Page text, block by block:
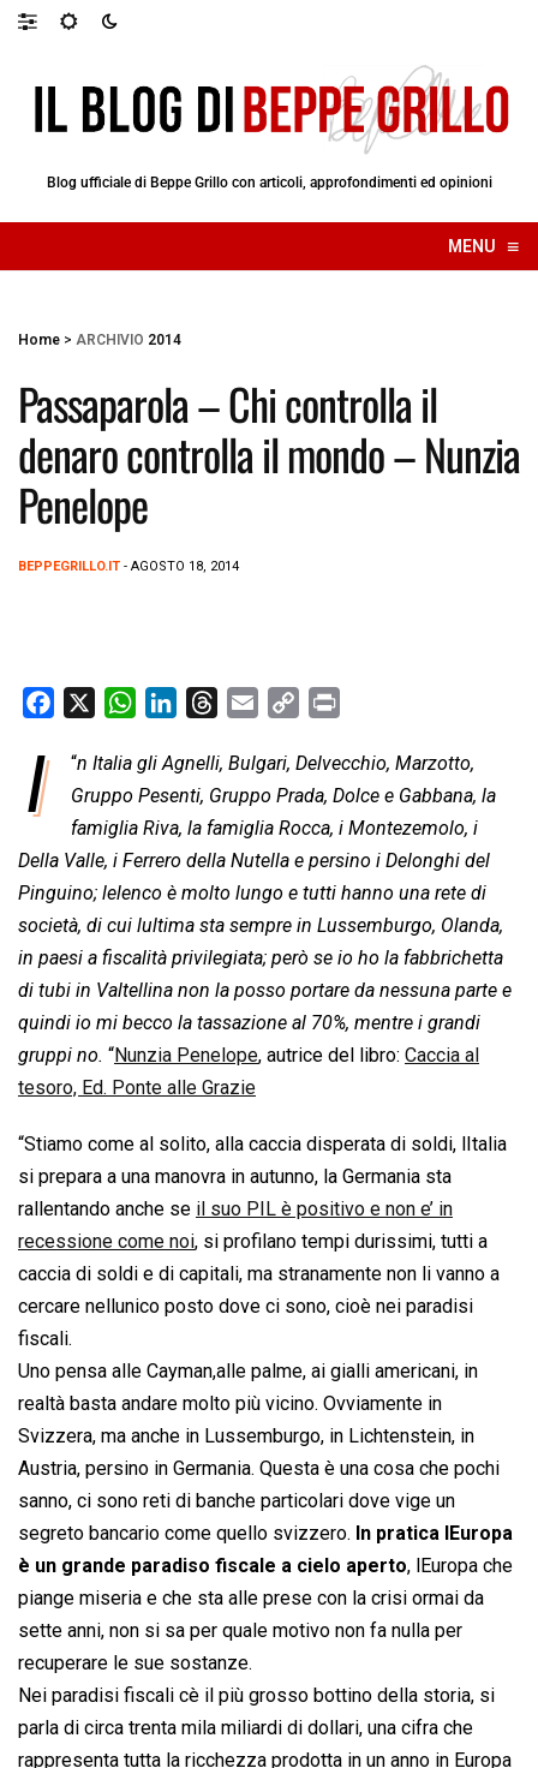
Blog ufficiale di Beppe Grillo con articoli, approfondimenti ed opinioni
MENU ≡
☰
Home > ARCHIVIO 2014
Passaparola – Chi controlla il
denaro controlla il mondo – Nunzia
Penelope
BEPPEGRILLO.IT - AGOSTO 18, 2014
o
o
k
W
a
t
s
A
p
p
n
k
e
d
I
n
r
e
a
d
s
a
i
l
p
y
L
i
n
k
i
n
t
“
I
n Italia gli Agnelli, Bulgari, Delvecchio, Marzotto,
Gruppo Pesenti, Gruppo Prada, Dolce e Gabbana, la
famiglia Riva, la famiglia Rocca, i Montezemolo, i
Della Valle, i Ferrero della Nutella e persino i Delonghi del
Pinguino; lelenco è molto lungo e tutti hanno una rete di
società, di cui lultima sta sempre in Lussemburgo, Olanda,
in paesi a fiscalità privilegiata; però se io ho la fabbrichetta
di tubi in Valtellina non la posso portare da nessuna parte e
quindi io mi becco la tassazione al 70%, mentre i grandi
gruppi no. “Nunzia Penelope, autrice del libro: Caccia al
tesoro, Ed. Ponte alle Grazie
“Stiamo come al solito, alla caccia disperata di soldi, lItalia
si prepara a una manovra in autunno, la Germania sta
rallentando anche se il suo PIL è positivo e non e’ in
recessione come noi, si profilano tempi durissimi, tutti a
caccia di soldi e di capitali, ma stranamente non li vanno a
cercare nellunico posto dove ci sono, cioè nei paradisi
fiscali.
Uno pensa alle Cayman,alle palme, ai gialli americani, in
realtà basta andare molto più vicino. Ovviamente in
Svizzera, ma anche in Lussemburgo, in Lichtenstein, in
Austria, persino in Germania. Questa è una cosa che pochi
sanno, ci sono reti di banche particolari dove vige un
segreto bancario come quello svizzero. In pratica lEuropa
è un grande paradiso fiscale a cielo aperto, lEuropa che
piange miseria e che sta alle prese con la crisi ormai da
sette anni, non si sa per quale motivo non fa nulla per
recuperare le sue sostanze.
Nei paradisi fiscali cè il più grosso bottino della storia, si
parla di circa trenta mila miliardi di dollari, una cifra che
rappresenta tutta la ricchezza prodotta in un anno in Europa